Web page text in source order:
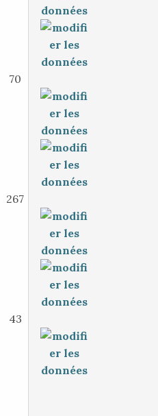
70
267
43